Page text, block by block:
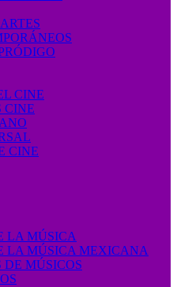
CINE
CINE
CINE
LA MÚSICA
LA MÚSICA MEXICANA
MÚSICOS